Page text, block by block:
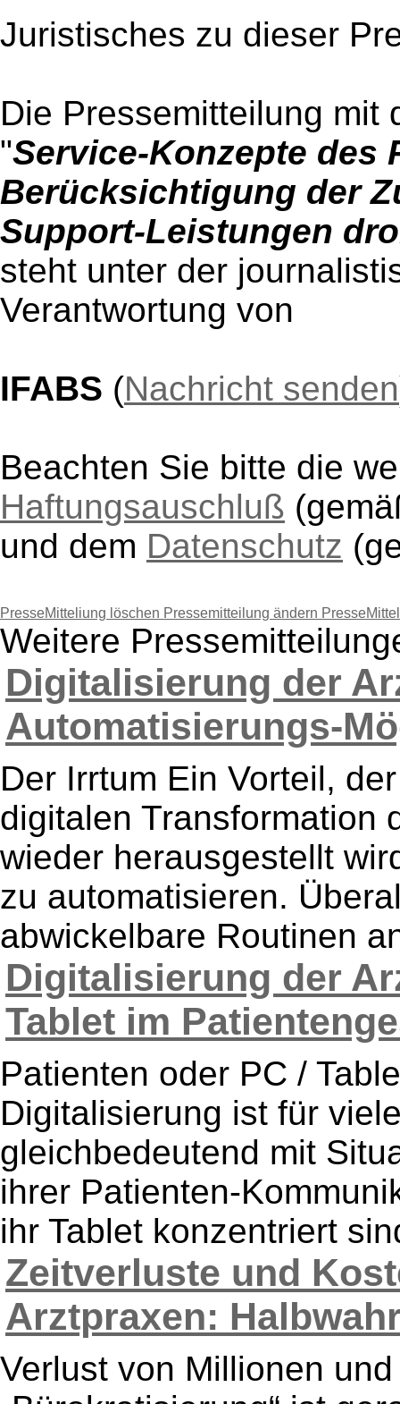
Juristisches zu dieser
Die Pressemitteilung mit
"Service-Konzepte des
Berücksichtigung der
Support-Leistungen
steht unter der
Verantwortung von
IFABS (Nachricht senden
Beachten Sie bitte die
Haftungsauschluß
und dem Datenschutz
PresseMitteliung löschen Pressemitteilung ändern
Weitere
Digitalisierung der
Automatisierungs-
Der Irrtum Ein Vorteil,
digitalen Transformation
wieder herausgestellt
zu automatisieren.
abwickelbare Routinen
Digitalisierung der
Tablet im
Patienten oder PC /
Digitalisierung ist für
gleichbedeutend mit
ihrer Patienten-
ihr Tablet konzentriert
Zeitverluste und
Arztpraxen:
Verlust von Millionen